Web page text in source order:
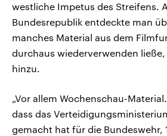
westliche Impetus des Streifens.
Bundesrepublik entdeckte man
manches Material aus dem
durchaus wiederverwenden
hinzu.
„Vor allem Wochenschau-
dass das
gemacht hat für die Bundeswehr,